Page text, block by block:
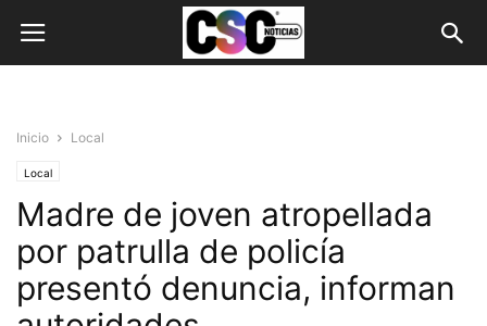
Inicio Local
Local
Madre de joven atropellada
por patrulla de policía
presentó denuncia, informan